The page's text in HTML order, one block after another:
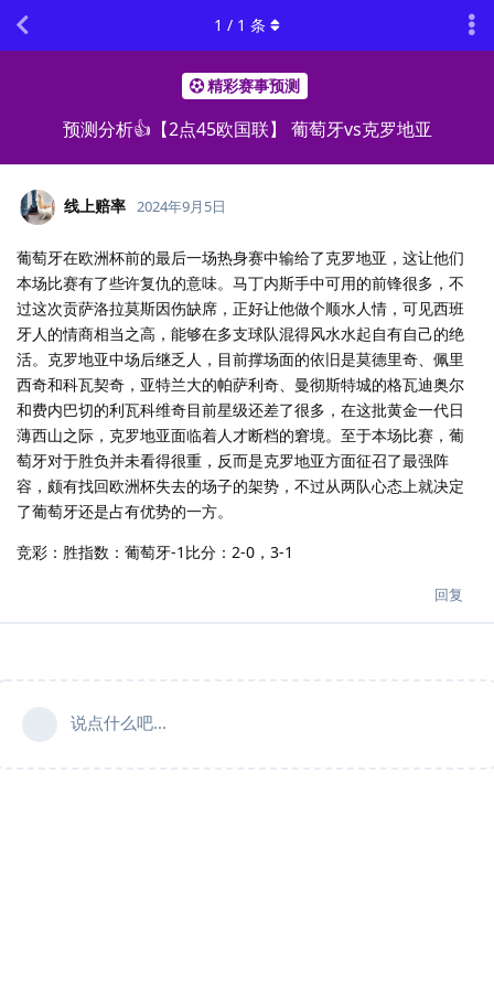
精彩赛事预测
预测分析👍【2点45欧国联】 葡萄牙vs克罗地亚
1 / 1 条
线上赔率 2024年9月5日
葡萄牙在欧洲杯前的最后一场热身赛中输给了克罗地亚，这让他们
本场比赛有了些许复仇的意味。马丁内斯手中可用的前锋很多，不
过这次贡萨洛拉莫斯因伤缺席，正好让他做个顺水人情，可见西班
牙人的情商相当之高，能够在多支球队混得风水水起自有自己的绝
活。克罗地亚中场后继乏人，目前撑场面的依旧是莫德里奇、佩里
西奇和科瓦契奇，亚特兰大的帕萨利奇、曼彻斯特城的格瓦迪奥尔
和费内巴切的利瓦科维奇目前星级还差了很多，在这批黄金一代日
薄西山之际，克罗地亚面临着人才断档的窘境。至于本场比赛，葡
萄牙对于胜负并未看得很重，反而是克罗地亚方面征召了最强阵
容，颇有找回欧洲杯失去的场子的架势，不过从两队心态上就决定
了葡萄牙还是占有优势的一方。
竞彩：胜指数：葡萄牙-1比分：2-0，3-1
回复
说点什么吧...